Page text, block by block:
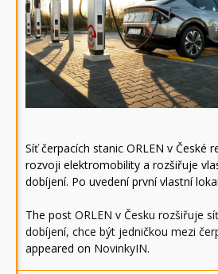
Síť čerpacích stanic ORLEN v České
rozvoji elektromobility a rozšiřuje
dobíjení. Po uvedení první vlastní
The post ORLEN v Česku rozšiřuje
dobíjení, chce být jedničkou mezi
appeared on NovinkyIN.